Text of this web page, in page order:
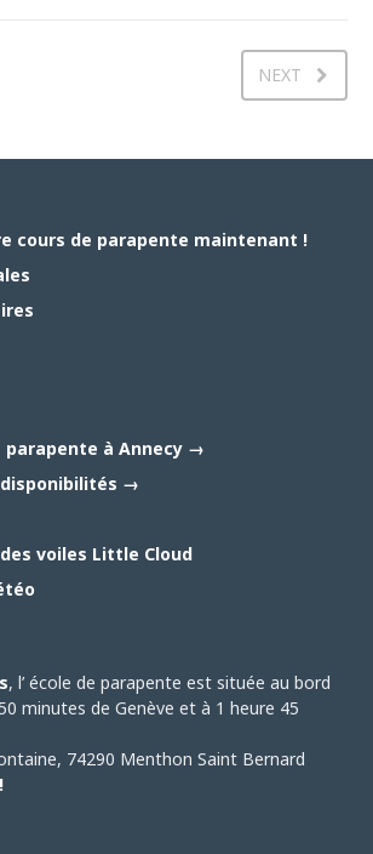
NEXT
cours de parapente maintenant !
parapente à Annecy →
disponibilités →
voiles Little Cloud
, l’ école de parapente est située au bord
minutes de Genève et à 1 heure 45
74290 Menthon Saint Bernard